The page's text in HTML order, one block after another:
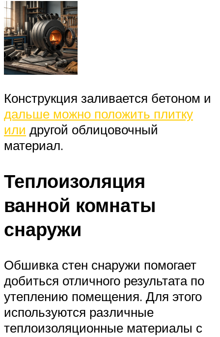
Конструкция заливается бетоном и
дальше можно положить плитку
или другой облицовочный
материал.
Теплоизоляция
ванной комнаты
снаружи
Обшивка стен снаружи помогает
добиться отличного результата по
утеплению помещения. Для этого
используются различные
теплоизоляционные материалы с